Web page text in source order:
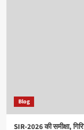
Blog
SIR-2026 की समीक्षा,